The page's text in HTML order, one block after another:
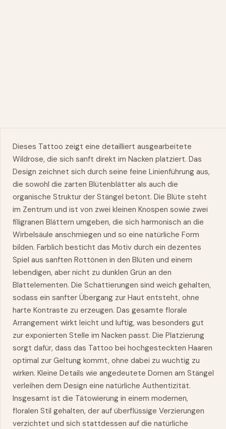
Dieses Tattoo zeigt eine detailliert ausgearbeitete
Wildrose, die sich sanft direkt im Nacken platziert. Das
Design zeichnet sich durch seine feine Linienführung aus,
die sowohl die zarten Blütenblätter als auch die
organische Struktur der Stängel betont. Die Blüte steht
im Zentrum und ist von zwei kleinen Knospen sowie zwei
filigranen Blättern umgeben, die sich harmonisch an die
Wirbelsäule anschmiegen und so eine natürliche Form
bilden. Farblich besticht das Motiv durch ein dezentes
Spiel aus sanften Rottönen in den Blüten und einem
lebendigen, aber nicht zu dunklen Grün an den
Blattelementen. Die Schattierungen sind weich gehalten,
sodass ein sanfter Übergang zur Haut entsteht, ohne
harte Kontraste zu erzeugen. Das gesamte florale
Arrangement wirkt leicht und luftig, was besonders gut
zur exponierten Stelle im Nacken passt. Die Platzierung
sorgt dafür, dass das Tattoo bei hochgesteckten Haaren
optimal zur Geltung kommt, ohne dabei zu wuchtig zu
wirken. Kleine Details wie angedeutete Dornen am Stängel
verleihen dem Design eine natürliche Authentizität.
Insgesamt ist die Tätowierung in einem modernen,
floralen Stil gehalten, der auf überflüssige Verzierungen
verzichtet und sich stattdessen auf die natürliche